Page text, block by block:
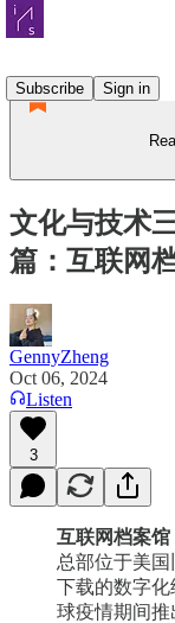
Subscribe
Sign in
文化与技术
篇：互联网
GennyZheng
Oct 06, 2024
Listen
3
互联网档案馆
总部位于美
下载的数字化
球疫情期间